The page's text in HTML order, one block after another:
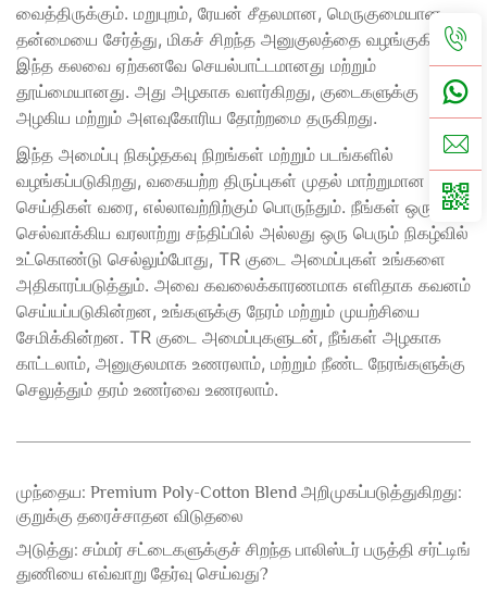
வைத்திருக்கும். மறுபுறம், ரேயன் சீதலமான, மெருகுமையான
தன்மையை சேர்த்து, மிகச் சிறந்த அனுகுலத்தை வழங்குகிறது.
இந்த கலவை ஏற்கனவே செயல்பாட்டமானது மற்றும்
தூய்மையானது. அது அழகாக வளர்கிறது, குடைகளுக்கு
அழகிய மற்றும் அளவுகோரிய தோற்றமை தருகிறது.
இந்த அமைப்பு நிகழ்தகவு நிறங்கள் மற்றும் படங்களில்
வழங்கப்படுகிறது, வகையற்ற திருப்புகள் முதல் மாற்றுமான
செய்திகள் வரை, எல்லாவற்றிற்கும் பொருந்தும். நீங்கள் ஒரு
செல்வாக்கிய வரலாற்று சந்திப்பில் அல்லது ஒரு பெரும் நிகழ்வில்
உட்கொண்டு செல்லும்போது, TR குடை அமைப்புகள் உங்களை
அதிகாரப்படுத்தும். அவை கவலைக்காரணமாக எளிதாக கவனம்
செய்யப்படுகின்றன, உங்களுக்கு நேரம் மற்றும் முயற்சியை
சேமிக்கின்றன. TR குடை அமைப்புகளுடன், நீங்கள் அழகாக
காட்டலாம், அனுகுலமாக உணரலாம், மற்றும் நீண்ட நேரங்களுக்கு
செலுத்தும் தரம் உணர்வை உணரலாம்.
முந்தைய: Premium Poly-Cotton Blend அறிமுகப்படுத்துகிறது:
குறுக்கு தரைச்சாதன விடுதலை
அடுத்து: சம்மர் சட்டைகளுக்குச் சிறந்த பாலிஸ்டர் பருத்தி சர்ட்டிங்
துணியை எவ்வாறு தேர்வு செய்வது?